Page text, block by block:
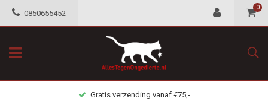
0850655452
0
Gratis retour mogelijkheid